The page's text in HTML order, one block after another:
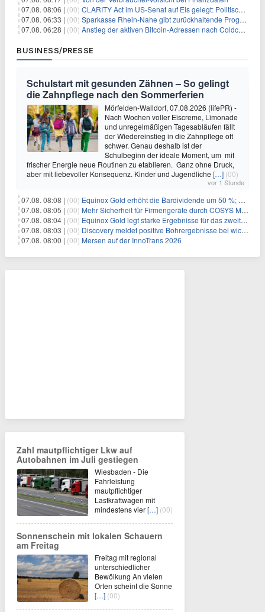
07.08. 08:06 | (00) CLARITY Act im US-Senat auf Eis gelegt: Politische Differenzen verzögern Krypto-Gesetzgebung bis September
07.08. 06:33 | (00) Sparkasse Rhein-Nahe gibt zurückhaltende Prognose
07.08. 06:28 | (00) Anstieg der aktiven Bitcoin-Adressen nach Coldcard-Panik
BUSINESS/PRESSE
Schulstart mit gesunden Zähnen – So gelingt
die Zahnpflege nach den Sommerferien
Mörfelden-Walldorf, 07.08.2026 (lifePR) -
Nach Wochen voller Eiscreme, Limonade
und unregelmäßigen Tagesabläufen fällt
der Wiedereinstieg in die Zahnpflege oft
schwer. Genau deshalb ist der
Schulbeginn der ideale Moment, um mit
frischer Energie neue Routinen zu etablieren. Ganz ohne Druck,
aber mit liebevoller Konsequenz. Kinder und Jugendliche […] (00)
vor 1 Stunde
07.08. 08:08 | (00) Equinox Gold erhöht die Bardividende um 50 %; kündigt vierteljährliche Bardividende von 0,0225 US-Dollar pro Stammaktie an
07.08. 08:05 | (00) Mehr Sicherheit für Firmengeräte durch COSYS MDM
07.08. 08:04 | (00) Equinox Gold legt starke Ergebnisse für das zweite Quartal vor
07.08. 08:03 | (00) Discovery meldet positive Bohrergebnisse bei wichtigen Wachstumsprojekten, Ressourcenschätzungen für Dome und TVZ liegen im Zeitplan für Ende 2026
07.08. 08:00 | (00) Mersen auf der InnoTrans 2026
Zahl mautpflichtiger Lkw auf
Autobahnen im Juli gestiegen
Wiesbaden - Die
Fahrleistung
mautpflichtiger
Lastkraftwagen mit
mindestens vier[…] (00)
Sonnenschein mit lokalen Schauern
am Freitag
Freitag mit regional
unterschiedlicher
Bewölkung An vielen
Orten scheint die Sonne
[…] (00)